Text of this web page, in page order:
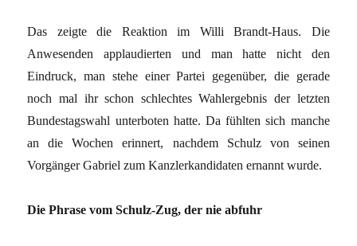
Das zeigte die Reaktion im Willi Brandt-Haus. Die
Anwesenden applaudierten und man hatte nicht den
Eindruck, man stehe einer Partei gegenüber, die gerade
noch mal ihr schon schlechtes Wahlergebnis der letzten
Bundestagswahl unterboten hatte. Da fühlten sich manche
an die Wochen erinnert, nachdem Schulz von seinen
Vorgänger Gabriel zum Kanzlerkandidaten ernannt wurde.
Die Phrase vom Schulz-Zug, der nie abfuhr